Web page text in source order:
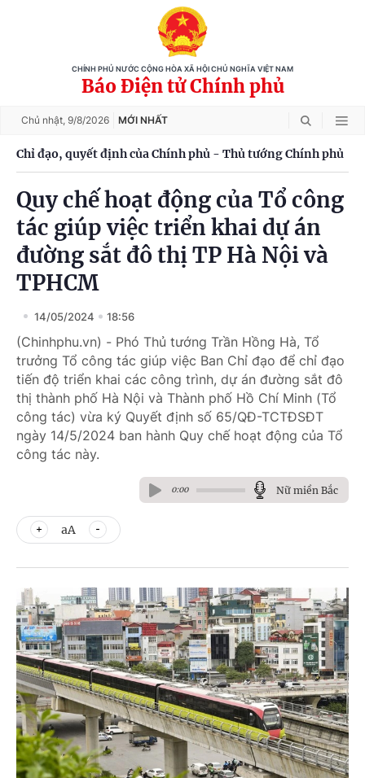
CHÍNH PHỦ NƯỚC CỘNG HÒA XÃ HỘI CHỦ NGHĨA VIỆT NAM
Báo Điện tử Chính phủ
Chủ nhật, 9/8/2026 MỚI NHẤT
Chỉ đạo, quyết định của Chính phủ - Thủ tướng Chính phủ
Quy chế hoạt động của Tổ công
tác giúp việc triển khai dự án
đường sắt đô thị TP Hà Nội và
TPHCM
14/05/2024 18:56
(Chinhphu.vn) - Phó Thủ tướng Trần Hồng Hà, Tổ
trưởng Tổ công tác giúp việc Ban Chỉ đạo để chỉ đạo
tiến độ triển khai các công trình, dự án đường sắt đô
thị thành phố Hà Nội và Thành phố Hồ Chí Minh (Tổ
công tác) vừa ký Quyết định số 65/QĐ-TCTĐSĐT
ngày 14/5/2024 ban hành Quy chế hoạt động của Tổ
công tác này.
0:00 Nữ miền Bắc
aA